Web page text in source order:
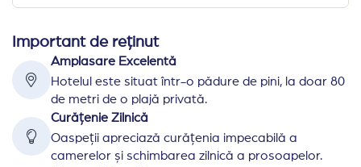
Important de reținut
Amplasare Excelentă
Hotelul este situat într-o pădure de pini, la doar 80
de metri de o plajă privată.
Curățenie Zilnică
Oaspeții apreciază curățenia impecabilă a
camerelor și schimbarea zilnică a prosoapelor.